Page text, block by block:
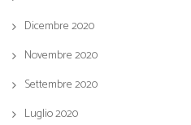
Dicembre 2020
Novembre 2020
Settembre 2020
Luglio 2020